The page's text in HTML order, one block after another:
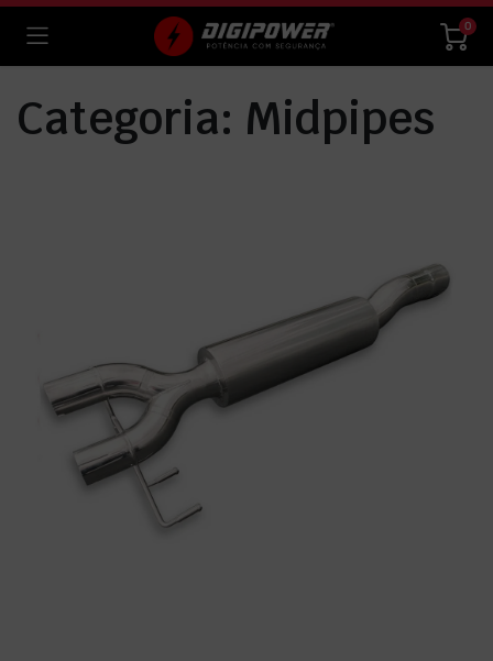
0
Categoria: Midpipes